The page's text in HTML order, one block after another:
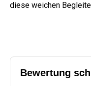
diese weichen
Bewertung